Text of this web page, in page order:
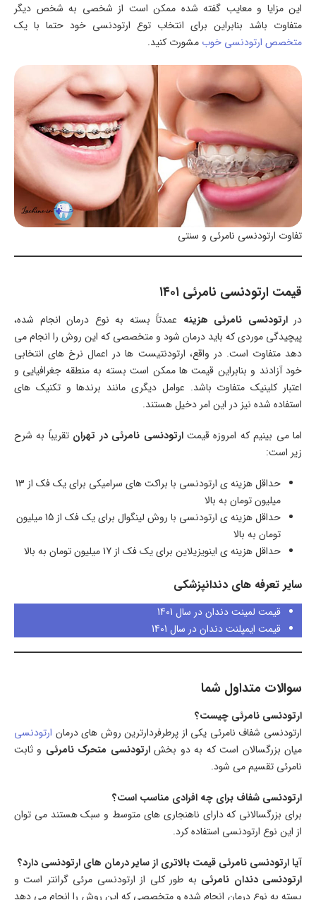
این مزایا و معایب گفته شده ممکن است از شخصی به شخص دیگر
متفاوت باشد بنابراین برای انتخاب توع ارتودنسی خود حتما با یک
متخصص ارتودنسی خوب مشورت کنید.
تفاوت ارتودنسی نامرئی و سنتی
قیمت ارتودنسی نامرئی ۱۴۰۱
درارتودنسی نامرئی هزینه عمدتاً بسته به نوع درمان انجام شده،
پیچیدگی موردی که باید درمان شود و متخصصی که این روش را انجام می
دهد متفاوت است. در واقع، ارتودنتیست ها در اعمال نرخ های انتخابی
خود آزادند و بنابراین قیمت ها ممکن است بسته به منطقه جغرافیایی و
اعتبار کلینیک متفاوت باشد. عوامل دیگری مانند برندها و تکنیک های
استفاده شده نیز در این امر دخیل هستند.
اما می بینیم که امروزه قیمتارتودنسی نامرئی در تهران تقریباً به شرح
زیر است:
حداقل هزینه ی ارتودنسی با براکت های سرامیکی برای یک فک از 13
میلیون تومان به بالا
حداقل هزینه ی ارتودنسی با روش لینگوال برای یک فک از 15 میلیون
تومان به بالا
حداقل هزینه ی اینویزیلاین برای یک فک از 17 میلیون تومان به بالا
سایر تعرفه های دندانپزشکی
قیمت لمینت دندان در سال 1401
قیمت ایمپلنت دندان در سال 1401
سوالات متداول شما
ارتودنسی نامرئی چیست؟
ارتودنسی شفاف نامرئی یکی از پرطرفردارترین روش های درمان ارتودنسی
میان بزرگسالان است که به دو بخشارتودنسی متحرک نامرئی و ثابت
نامرئی تقسیم می شود.
ارتودنسی شفاف برای چه افرادی مناسب است؟
برای بزرگسالانی که دارای ناهنجاری های متوسط و سبک هستند می توان
از این نوع ارتودنسی استفاده کرد.
آیا ارتودنسی نامرئی قیمت بالاتری از سایر درمان های ارتودنسی دارد؟
ارتودنسی دندان نامرئی به طور کلی از ارتودنسی مرئی گرانتر است و
بسته به نوع درمان انجام شده و متخصصی که این روش را انجام می دهد